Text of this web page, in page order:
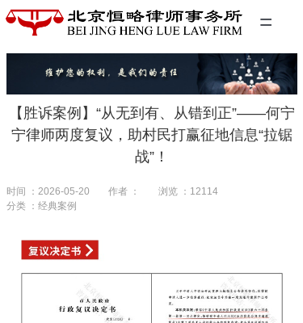
=
首页
精英团队
经典案例
【胜诉案例】“从无到有、从错到正”——何宁
宁律师两度复议，助村民打赢征地信息“拉锯
战”！
时间 ：2026-05-20 作者 ： 浏览 ： 12114
分类 ：经典案例